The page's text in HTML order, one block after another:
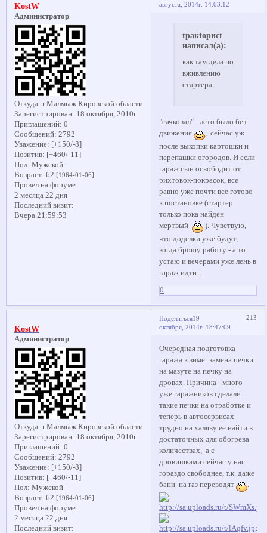
августа, 2014г. 14:03:12
KostW
Администратор
Откуда: г.Малмыж Кировской области
Зарегистрирован: 18 октября, 2010г.
Приглашений: 0
Сообщений: 2792
Уважение: [+150/-8]
Позитив: [+460/-11]
Пол: Мужской
Возраст: 62 [1964-01-06]
Провел на форуме:
2 месяца 22 дня
Последний визит:
Вчера 21:59:53
tракtорисt
написал(а):
как там дела по
вживлению
стартера
"сачковал" - лето было без
движения
, сейчас уж
после выкопки картошки и
перепашки огородов. И если
гараж сын освободит от
рихтовок-покрасок, все
равно уже почти все готово
к постановке (стартер
только пока найден
мертвый
). Чувствую,
что доделки уже будут,
когда брошу работу - а то
устаю и вечерами уже лень в
гараж идти....
0
Поделиться 213
19
октября, 2014г. 18:47:09
KostW
Администратор
Откуда: г.Малмыж Кировской области
Зарегистрирован: 18 октября, 2010г.
Приглашений: 0
Сообщений: 2792
Уважение: [+150/-8]
Позитив: [+460/-11]
Пол: Мужской
Возраст: 62 [1964-01-06]
Провел на форуме:
2 месяца 22 дня
Последний визит:
Очередная подготовка
гаража к зиме: замена печки
на мазуте на печку на
дровах. Причина - много
уже гаражников сделали
такие печки на отработке и
теперь в автосервисах
трудно на халяву ее найти в
достаточных для обогрева
количествах, а с
дровишками сейчас у нас
гораздо свободнее, т.к. даже
бани на газ переводят